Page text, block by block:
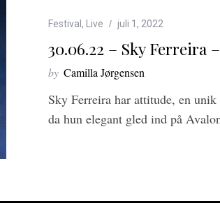
Festival , Live juli 1, 2022
30.06.22 – Sky Ferreira
by Camilla Jørgensen
Sky Ferreira har attitude, en
da hun elegant gled ind på